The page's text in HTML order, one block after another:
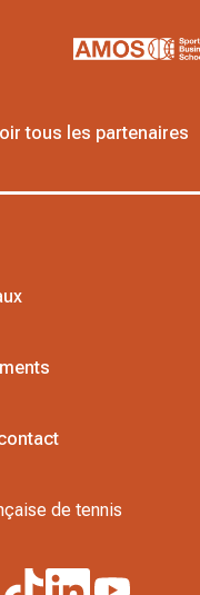
tous les partenaires
Tennisde tennis